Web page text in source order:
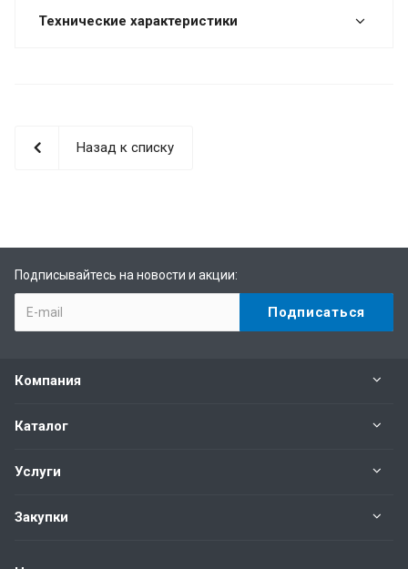
Технические характеристики
Назад к списку
Подписывайтесь на новости и акции:
Компания
Каталог
Услуги
Закупки